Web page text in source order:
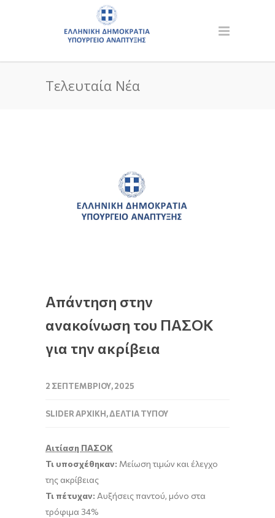
Τελευταία Νέα
Απάντηση στην
ανακοίνωση του ΠΑΣΟΚ
για την ακρίβεια
2 ΣΕΠΤΕΜΒΡΊΟΥ, 2025
SLIDER ΑΡΧΙΚΉ,ΔΕΛΤΊΑ ΤΎΠΟΥ
Αιτίαση ΠΑΣΟΚ
Τι υποσχέθηκαν: Μείωση τιμών και έλεγχο
της ακρίβειας
Τι πέτυχαν: Αυξήσεις παντού, μόνο στα
τρόφιμα 34%